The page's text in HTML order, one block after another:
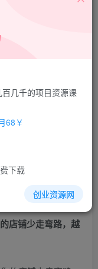
月更省钱，可保存购
店铺少走弯路，越
几千的项目资源课
68￥
下载
创业资源网